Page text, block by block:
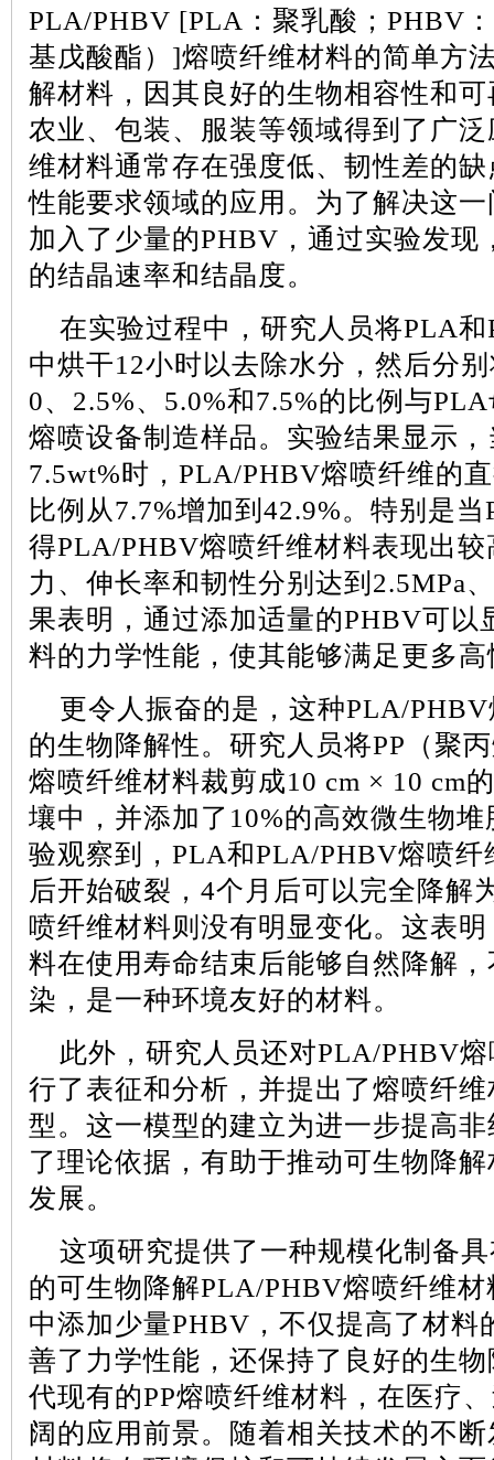
PLA/PHBV [PLA ：聚乳酸； PHBV
基戊酸酯） ]熔喷纤维材料的简单方
解材料，因其良好的生物相容性和
农业、包装、服装等领域得到了广
维材料通常存在强度低、韧性差的
性能要求领域的应用。为了解决这
加入了少量的PHBV ，通过实验发
的结晶速率和结晶度。
在实验过程中，研究人员将PLA和
中烘干12小时以去除水分，然后分
0、 2.5%、 5.0%和7.5%的比例与PLA
熔喷设备制造样品。实验结果显示，
7.5wt%时， PLA/PHBV熔喷纤维的
比例从7.7%增加到 42.9%。特别是当
得PLA/PHBV熔喷纤维材料表现出
力、伸长率和韧性分别达到 2.5MPa、
果表明，通过添加适量的PHBV可以
料的力学性能，使其能够满足更多
更令人振奋的是，这种PLA/PHBV
的生物降解性。研究人员将PP （聚
熔喷纤维材料裁剪成10 cm × 10 cm
壤中，并添加了 10%的高效微生物
验观察到， PLA和PLA/PHBV熔喷纤
后开始破裂， 4个月后可以完全降解
喷纤维材料则没有明显变化。这表明
料在使用寿命结束后能够自然降解
染，是一种环境友好的材料。
此外，研究人员还对PLA/PHBV
行了表征和分析，并提出了熔喷纤
型。这一模型的建立为进一步提高
了理论依据，有助于推动可生物降
发展。
这项研究提供了一种规模化制备
的可生物降解PLA/PHBV熔喷纤维
中添加少量PHBV ，不仅提高了材
善了力学性能，还保持了良好的生
代现有的PP熔喷纤维材料，在医疗
阔的应用前景。随着相关技术的不